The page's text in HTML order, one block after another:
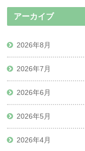
アーカイブ
2026年8月
2026年7月
2026年6月
2026年5月
2026年4月